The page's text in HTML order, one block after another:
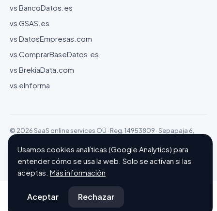
vs BancoDatos.es
vs GSAS.es
vs DatosEmpresas.com
vs ComprarBaseDatos.es
vs BrekiaData.com
vs eInforma
© 2026 SaaS online services OÜ · Reg. 14953809 · Sepapaja 6,
15551 Tallinn (Estonia)
Configurar cookiesHecho con ❤ en Barcelona
Usamos cookies analíticas (Google Analytics) para
entender cómo se usa la web. Solo se activan si las
aceptas. Más información
Aceptar Rechazar